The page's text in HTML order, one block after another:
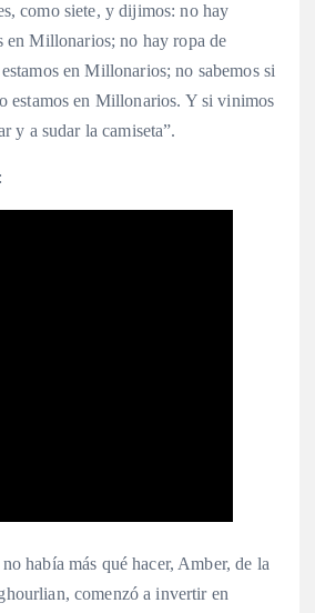
como siete, y dijimos: no hay
en Millonarios; no hay ropa de
en Millonarios; no sabemos si
estamos en Millonarios. Y si vinimos
y a sudar la camiseta”.
había más qué hacer, Amber, de la
comenzó a invertir en